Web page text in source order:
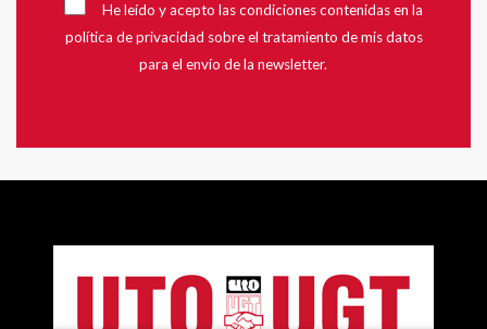
He leído y acepto las condiciones contenidas en la
política de privacidad sobre el tratamiento de mis datos
para el envío de la newsletter.